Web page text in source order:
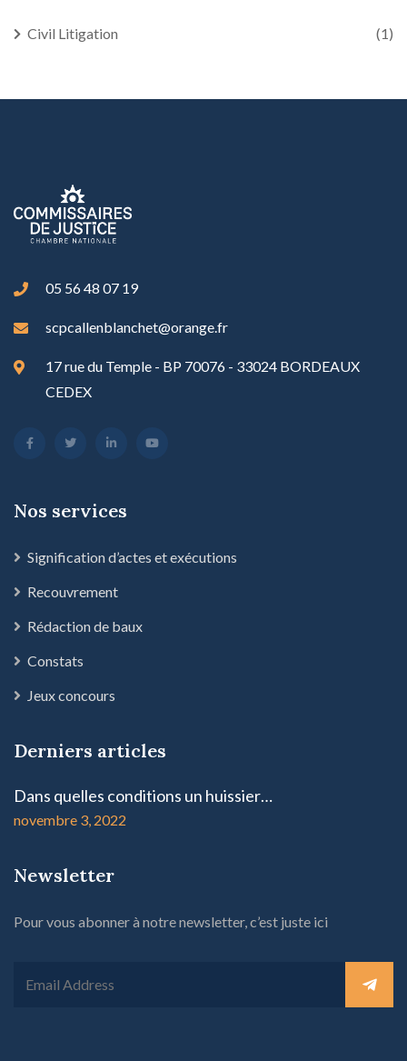
Civil Litigation (1)
05 56 48 07 19
scpcallenblanchet@orange.fr
17 rue du Temple - BP 70076 - 33024 BORDEAUX
CEDEX
Nos services
Signification d’actes et exécutions
Recouvrement
Rédaction de baux
Constats
Jeux concours
Derniers articles
Dans quelles conditions un huissier…
novembre 3, 2022
Newsletter
Pour vous abonner à notre newsletter, c’est juste ici